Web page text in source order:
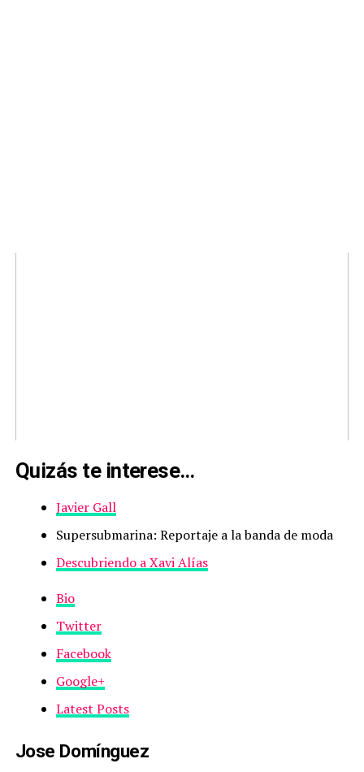
Quizás te interese…
Javier Gall
Supersubmarina: Reportaje a la banda de moda
Descubriendo a Xavi Alías
Bio
Twitter
Facebook
Google+
Latest Posts
Jose Domínguez